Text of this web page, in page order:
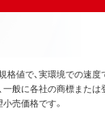
値で、実環境での速度
般に各社の商標または
売価格です。